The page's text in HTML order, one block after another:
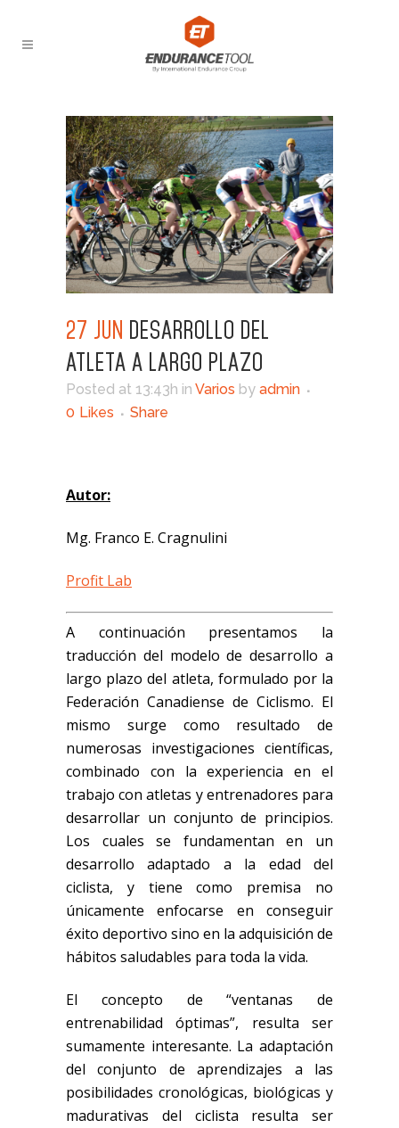
27 JUN
DESARROLLO DEL
ATLETA A LARGO PLAZO
Posted at 13:43h in Varios by admin
0 Likes Share
Autor:
Mg. Franco E. Cragnulini
Profit Lab
A continuación presentamos la
traducción del modelo de desarrollo a
largo plazo del atleta, formulado por la
Federación Canadiense de Ciclismo. El
mismo surge como resultado de
numerosas investigaciones científicas,
combinado con la experiencia en el
trabajo con atletas y entrenadores para
desarrollar un conjunto de principios.
Los cuales se fundamentan en un
desarrollo adaptado a la edad del
ciclista, y tiene como premisa no
únicamente enfocarse en conseguir
éxito deportivo sino en la adquisición de
hábitos saludables para toda la vida.
El concepto de “ventanas de
entrenabilidad óptimas”, resulta ser
sumamente interesante. La adaptación
del conjunto de aprendizajes a las
posibilidades cronológicas, biológicas y
madurativas del ciclista resulta ser